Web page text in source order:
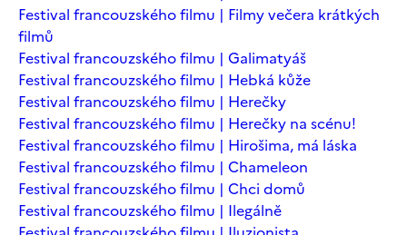
Festival francouzského filmu | Filmy večera krátkých
filmů
Festival francouzského filmu | Galimatyáš
Festival francouzského filmu | Hebká kůže
Festival francouzského filmu | Herečky
Festival francouzského filmu | Herečky na scénu!
Festival francouzského filmu | Hirošima, má láska
Festival francouzského filmu | Chameleon
Festival francouzského filmu | Chci domů
Festival francouzského filmu | Ilegálně